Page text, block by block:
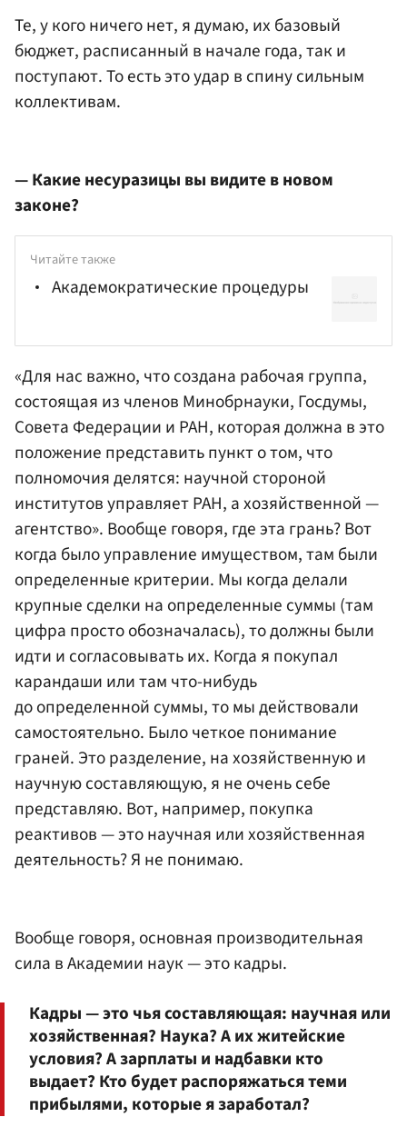
Те, у кого ничего нет, я думаю, их базовый
бюджет, расписанный в начале года, так и
поступают. То есть это удар в спину сильным
коллективам.
— Какие несуразицы вы видите в новом
законе?
Читайте также
Академократические процедуры
«Для нас важно, что создана рабочая группа,
состоящая из членов Минобрнауки, Госдумы,
Совета Федерации и РАН, которая должна в это
положение представить пункт о том, что
полномочия делятся: научной стороной
институтов управляет РАН, а хозяйственной —
агентство». Вообще говоря, где эта грань? Вот
когда было управление имуществом, там были
определенные критерии. Мы когда делали
крупные сделки на определенные суммы (там
цифра просто обозначалась), то должны были
идти и согласовывать их. Когда я покупал
карандаши или там что-нибудь
до определенной суммы, то мы действовали
самостоятельно. Было четкое понимание
граней. Это разделение, на хозяйственную и
научную составляющую, я не очень себе
представляю. Вот, например, покупка
реактивов — это научная или хозяйственная
деятельность? Я не понимаю.
Вообще говоря, основная производительная
сила в Академии наук — это кадры.
Кадры — это чья составляющая: научная или
хозяйственная? Наука? А их житейские
условия? А зарплаты и надбавки кто
выдает? Кто будет распоряжаться теми
прибылями, которые я заработал?